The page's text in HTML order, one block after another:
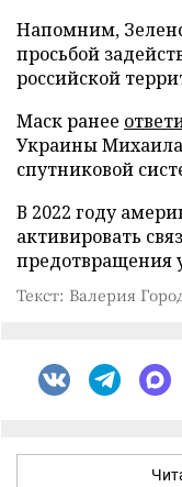
Напомним,
просьбой
российской
Маск ранее
Украины
спутниковой
В 2022 году
активировать
предотвращения
Текст: Валерия